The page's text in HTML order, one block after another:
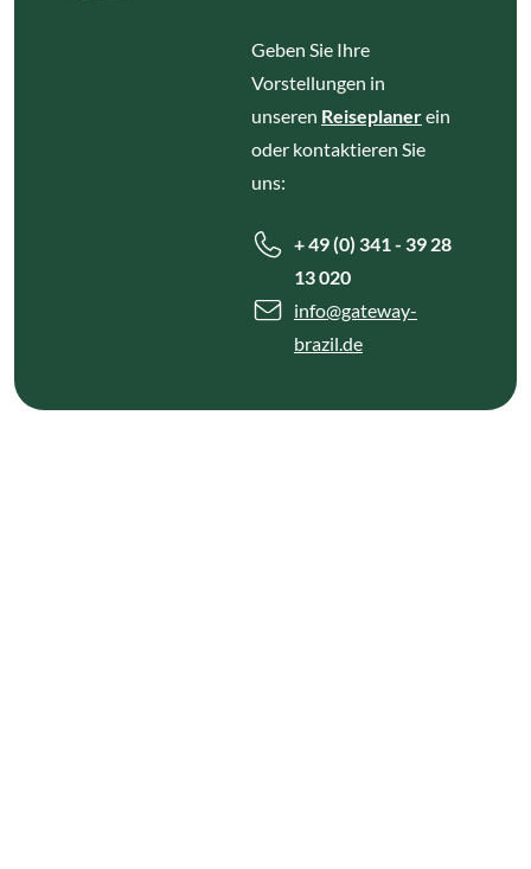
Geben Sie Ihre
Vorstellungen in
unseren Reiseplanerein
oder kontaktieren Sie
uns:
+ 49 (0) 341 - 39 28
13 020
info@gateway-
brazil.de